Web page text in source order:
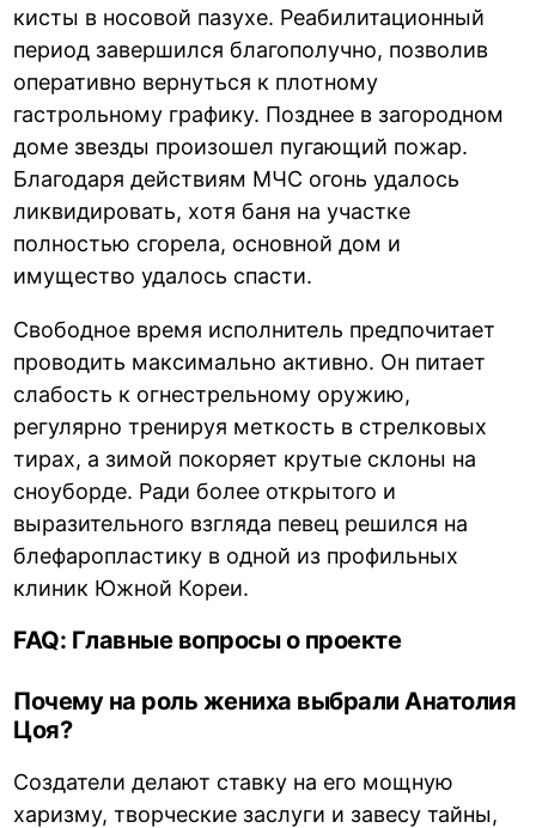
кисты в носовой пазухе. Реабилитационный
период завершился благополучно, позволив
оперативно вернуться к плотному
гастрольному графику. Позднее в загородном
доме звезды произошел пугающий пожар.
Благодаря действиям МЧС огонь удалось
ликвидировать, хотя баня на участке
полностью сгорела, основной дом и
имущество удалось спасти.
Свободное время исполнитель предпочитает
проводить максимально активно. Он питает
слабость к огнестрельному оружию,
регулярно тренируя меткость в стрелковых
тирах, а зимой покоряет крутые склоны на
сноуборде. Ради более открытого и
выразительного взгляда певец решился на
блефаропластику в одной из профильных
клиник Южной Кореи.
FAQ: Главные вопросы о проекте
Почему на роль жениха выбрали Анатолия
Цоя?
Создатели делают ставку на его мощную
харизму, творческие заслуги и завесу тайны,